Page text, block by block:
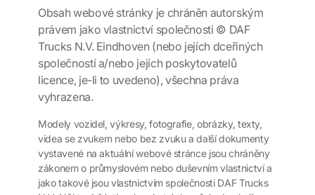
Obsah webové stránky je chráněn autorským
právem jako vlastnictví společnosti © DAF
Trucks N.V. Eindhoven (nebo jejích dceřiných
společností a/nebo jejích poskytovatelů
licence, je-li to uvedeno), všechna práva
vyhrazena.
Modely vozidel, výkresy, fotografie, obrázky, texty,
videa se zvukem nebo bez zvuku a další dokumenty
vystavené na aktuální webové stránce jsou chráněny
zákonem o průmyslovém nebo duševním vlastnictví a
jako takové jsou vlastnictvím společnosti DAF Trucks